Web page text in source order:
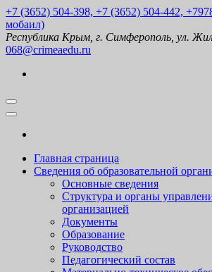
Перейти
к
содержимому
(нажмите
+7 (3652) 504-398, +7 (3652) 504-442,
мобаил)
Республика Крым, г. Симферополь, ул.
068@crimeaedu.ru
Главная страница
Сведения об образовательной
Основные сведения
Структура и органы
организацией
Документы
Образование
Руководство
Педагогический состав